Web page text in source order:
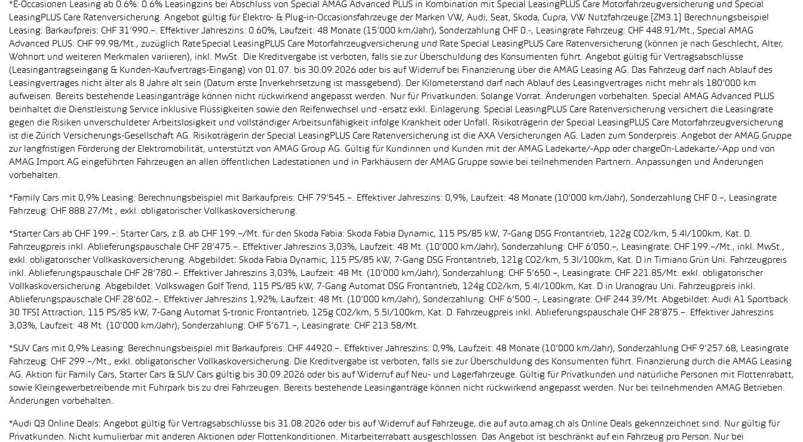
*E-Occasionen Leasing ab 0.6%: 0.6% Leasingzins bei Abschluss von Special AMAG Advanced PLUS in Kombination mit Special LeasingPLUS Care Motorfahrzeugversicherung und Special
LeasingPLUS Care Ratenversicherung. Angebot gültig für Elektro- & Plug-in-Occasionsfahrzeuge der Marken VW, Audi, Seat, Skoda, Cupra, VW Nutzfahrzeuge.[ZM3.1] Berechnungsbeispiel
Leasing: Barkaufpreis: CHF 31’990.–. Effektiver Jahreszins: 0.60%, Laufzeit: 48 Monate (15’000 km/Jahr), Sonderzahlung CHF 0.-, Leasingrate Fahrzeug: CHF 448.91/Mt., Special AMAG
Advanced PLUS: CHF 99.98/Mt., zuzüglich Rate Special LeasingPLUS Care Motorfahrzeugversicherung und Rate Special LeasingPLUS Care Ratenversicherung (können je nach Geschlecht, Alter,
Wohnort und weiteren Merkmalen variieren), inkl. MwSt. Die Kreditvergabe ist verboten, falls sie zur Überschuldung des Konsumenten führt. Angebot gültig für Vertragsabschlüsse
(Leasingantragseingang & Kunden-Kaufvertrags-Eingang) von 01.07. bis 30.09.2026 oder bis auf Widerruf bei Finanzierung über die AMAG Leasing AG. Das Fahrzeug darf nach Ablauf des
Leasingvertrages nicht älter als 8 Jahre alt sein (Datum erste Inverkehrsetzung ist massgebend). Der Kilometerstand darf nach Ablauf des Leasingvertrages nicht mehr als 180’000 km
aufweisen. Bereits bestehende Leasinganträge können nicht rückwirkend angepasst werden. Nur für Privatkunden. Solange Vorrat. Änderungen vorbehalten. Special AMAG Advanced PLUS
beinhaltet die Dienstleistung Service inklusive Flüssigkeiten sowie den Reifenwechsel und -ersatz exkl. Einlagerung. Special LeasingPLUS Care Ratenversicherung versichert die Leasingrate
gegen die Risiken unverschuldeter Arbeitslosigkeit und vollständiger Arbeitsunfähigkeit infolge Krankheit oder Unfall. Risikoträgerin der Special LeasingPLUS Care Motorfahrzeugversicherung
ist die Zürich Versicherungs-Gesellschaft AG. Risikoträgerin der Special LeasingPLUS Care Ratenversicherung ist die AXA Versicherungen AG. Laden zum Sonderpreis: Angebot der AMAG Gruppe
zur langfristigen Förderung der Elektromobilität, unterstützt von AMAG Group AG. Gültig für Kundinnen und Kunden mit der AMAG Ladekarte/-App oder chargeOn-Ladekarte/-App und von
AMAG Import AG eingeführten Fahrzeugen an allen öffentlichen Ladestationen und in Parkhäusern der AMAG Gruppe sowie bei teilnehmenden Partnern. Anpassungen und Änderungen
vorbehalten.
*Family Cars mit 0,9% Leasing: Berechnungsbeispiel mit Barkaufpreis: CHF 79’545.–. Effektiver Jahreszins: 0,9%, Laufzeit: 48 Monate (10’000 km/Jahr), Sonderzahlung CHF 0.–, Leasingrate
Fahrzeug: CHF 888.27/Mt., exkl. obligatorischer Vollkaskoversicherung.
*Starter Cars ab CHF 199.–: Starter Cars, z.B. ab CHF 199.–/Mt. für den Skoda Fabia: Skoda Fabia Dynamic, 115 PS/85 kW, 7-Gang DSG Frontantrieb, 122g CO2/km, 5.4l/100km, Kat. D.
Fahrzeugpreis inkl. Ablieferungspauschale CHF 28’475.–. Effektiver Jahreszins 3,03%, Laufzeit: 48 Mt. (10’000 km/Jahr), Sonderzahlung: CHF 6’050.–, Leasingrate: CHF 199.–/Mt., inkl. MwSt.,
exkl. obligatorischer Vollkaskoversicherung. Abgebildet: Skoda Fabia Dynamic, 115 PS/85 kW, 7-Gang DSG Frontantrieb, 121g CO2/km, 5.3l/100km, Kat. D in Timiano Grün Uni. Fahrzeugpreis
inkl. Ablieferungspauschale CHF 28’780.–. Effektiver Jahreszins 3,03%, Laufzeit: 48 Mt. (10’000 km/Jahr), Sonderzahlung: CHF 5’650.–, Leasingrate: CHF 221.85/Mt. exkl. obligatorischer
Vollkaskoversicherung. Abgebildet: Volkswagen Golf Trend, 115 PS/85 kW, 7-Gang Automat DSG Frontantrieb, 124g CO2/km, 5.4l/100km, Kat. D in Uranograu Uni. Fahrzeugpreis inkl.
Ablieferungspauschale CHF 28’602.–. Effektiver Jahreszins 1,92%, Laufzeit: 48 Mt. (10’000 km/Jahr), Sonderzahlung: CHF 6’500.–, Leasingrate: CHF 244.39/Mt. Abgebildet: Audi A1 Sportback
30 TFSI Attraction, 115 PS/85 kW, 7-Gang Automat S-tronic Frontantrieb, 125g CO2/km, 5.5l/100km, Kat. D. Fahrzeugpreis inkl. Ablieferungspauschale CHF 28’875.–. Effektiver Jahreszins
3,03%, Laufzeit: 48 Mt. (10'000 km/Jahr), Sonderzahlung: CHF 5’671.–, Leasingrate: CHF 213.58/Mt.
*SUV Cars mit 0,9% Leasing: Berechnungsbeispiel mit Barkaufpreis: CHF 44920.–. Effektiver Jahreszins: 0,9%, Laufzeit: 48 Monate (10’000 km/Jahr), Sonderzahlung CHF 9’257.68, Leasingrate
Fahrzeug: CHF 299.–/Mt., exkl. obligatorischer Vollkaskoversicherung. Die Kreditvergabe ist verboten, falls sie zur Überschuldung des Konsumenten führt. Finanzierung durch die AMAG Leasing
AG. Aktion für Family Cars, Starter Cars & SUV Cars gültig bis 30.09.2026 oder bis auf Widerruf auf Neu- und Lagerfahrzeuge. Gültig für Privatkunden und natürliche Personen mit Flottenrabatt,
sowie Kleingewerbetreibende mit Fuhrpark bis zu drei Fahrzeugen. Bereits bestehende Leasinganträge können nicht rückwirkend angepasst werden. Nur bei teilnehmenden AMAG Betrieben.
Änderungen vorbehalten.
*Audi Q3 Online Deals: Angebot gültig für Vertragsabschlüsse bis 31.08.2026 oder bis auf Widerruf auf Fahrzeuge, die auf auto.amag.ch als Online Deals gekennzeichnet sind. Nur gültig für
Privatkunden. Nicht kumulierbar mit anderen Aktionen oder Flottenkonditionen. Mitarbeiterrabatt ausgeschlossen. Das Angebot ist beschränkt auf ein Fahrzeug pro Person. Nur bei